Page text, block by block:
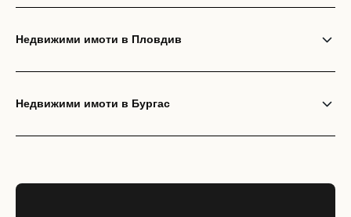
Недвижими имоти в Пловдив
Недвижими имоти в Бургас